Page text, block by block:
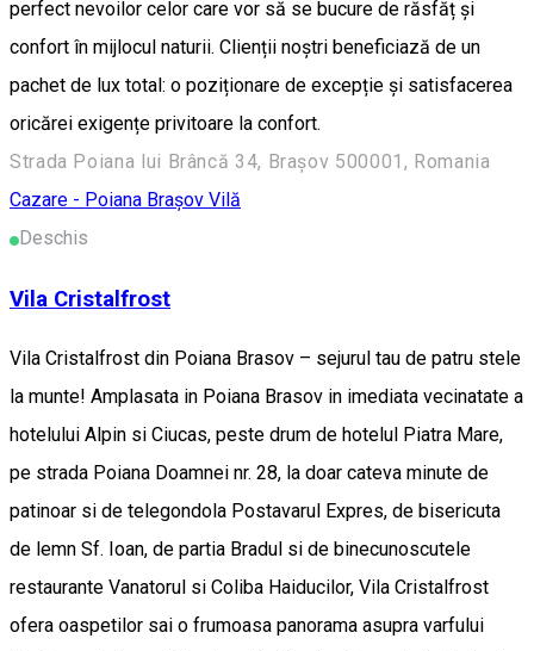
perfect nevoilor celor care vor să se bucure de răsfăț și
confort în mijlocul naturii. Clienții noștri beneficiază de un
pachet de lux total: o poziționare de excepție și satisfacerea
oricărei exigențe privitoare la confort.
Strada Poiana lui Brâncă 34, Brașov 500001, Romania
Cazare - Poiana Brașov Vilă
Deschis
Vila Cristalfrost
Vila Cristalfrost din Poiana Brasov – sejurul tau de patru stele
la munte! Amplasata in Poiana Brasov in imediata vecinatate a
hotelului Alpin si Ciucas, peste drum de hotelul Piatra Mare,
pe strada Poiana Doamnei nr. 28, la doar cateva minute de
patinoar si de telegondola Postavarul Expres, de bisericuta
de lemn Sf. Ioan, de partia Bradul si de binecunoscutele
restaurante Vanatorul si Coliba Haiducilor, Vila Cristalfrost
ofera oaspetilor sai o frumoasa panorama asupra varfului